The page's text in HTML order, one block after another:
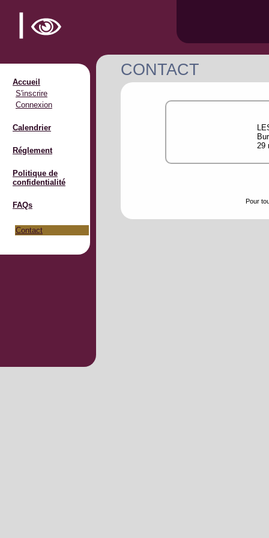
Accueil
S'inscrire
Connexion
Calendrier
Réglement
Politique de
confidentialité
FAQs
Contact
CONTACT
29
Pour